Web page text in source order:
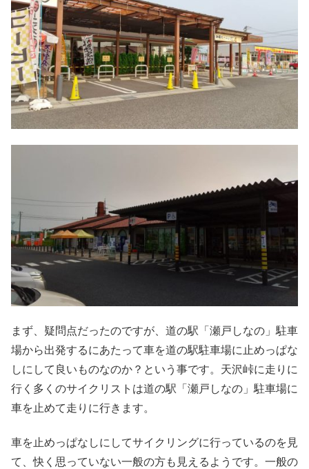
まず、疑問点だったのですが、道の駅「瀬戸しなの」駐車
場から出発するにあたって車を道の駅駐車場に止めっぱな
しにして良いものなのか？という事です。天沢峠に走りに
行く多くのサイクリストは道の駅「瀬戸しなの」駐車場に
車を止めて走りに行きます。
車を止めっぱなしにしてサイクリングに行っているのを見
て、快く思っていない一般の方も見えるようです。一般の